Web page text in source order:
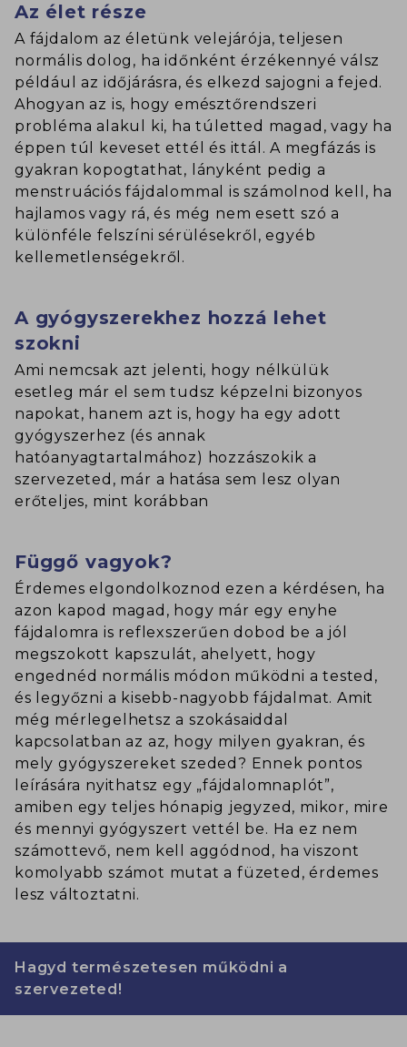
Az élet része
A fájdalom az életünk velejárója, teljesen
normális dolog, ha időnként érzékennyé válsz
például az időjárásra, és elkezd sajogni a fejed.
Ahogyan az is, hogy emésztőrendszeri
probléma alakul ki, ha túletted magad, vagy ha
éppen túl keveset ettél és ittál. A megfázás is
gyakran kopogtathat, lányként pedig a
menstruációs fájdalommal is számolnod kell, ha
hajlamos vagy rá, és még nem esett szó a
különféle felszíni sérülésekről, egyéb
kellemetlenségekről.
A gyógyszerekhez hozzá lehet
szokni
Ami nemcsak azt jelenti, hogy nélkülük
esetleg már el sem tudsz képzelni bizonyos
napokat, hanem azt is, hogy ha egy adott
gyógyszerhez (és annak
hatóanyagtartalmához) hozzászokik a
szervezeted, már a hatása sem lesz olyan
erőteljes, mint korábban
Függő vagyok?
Érdemes elgondolkoznod ezen a kérdésen, ha
azon kapod magad, hogy már egy enyhe
fájdalomra is reflexszerűen dobod be a jól
megszokott kapszulát, ahelyett, hogy
engednéd normális módon működni a tested,
és legyőzni a kisebb-nagyobb fájdalmat. Amit
még mérlegelhetsz a szokásaiddal
kapcsolatban az az, hogy milyen gyakran, és
mely gyógyszereket szeded? Ennek pontos
leírására nyithatsz egy „fájdalomnaplót”,
amiben egy teljes hónapig jegyzed, mikor, mire
és mennyi gyógyszert vettél be. Ha ez nem
számottevő, nem kell aggódnod, ha viszont
komolyabb számot mutat a füzeted, érdemes
lesz változtatni.
Hagyd természetesen működni a
szervezeted!